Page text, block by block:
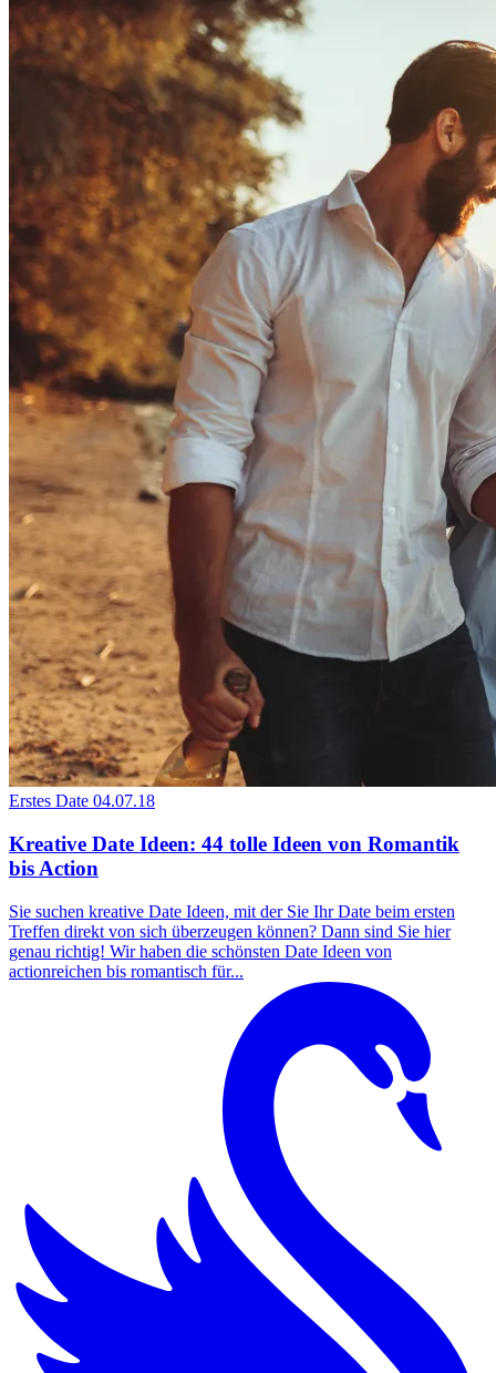
Erstes Date 04.07.18
Kreative Date Ideen: 44 tolle Ideen von Romantik
bis Action
Sie suchen kreative Date Ideen, mit der Sie Ihr Date beim ersten
Treffen direkt von sich überzeugen können? Dann sind Sie hier
genau richtig! Wir haben die schönsten Date Ideen von
actionreichen bis romantisch für...